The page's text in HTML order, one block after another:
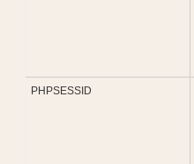
PHPSESSID